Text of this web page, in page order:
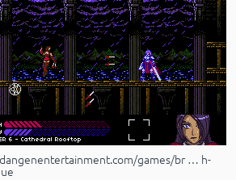
games/br … h-